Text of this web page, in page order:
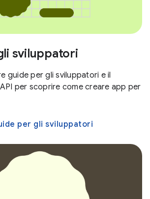
sviluppatori
guide per gli sviluppatori e il
per scoprire come creare app per
per gli sviluppatori